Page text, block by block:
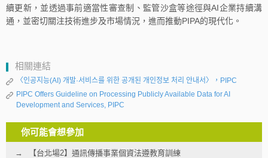
續更新，並透過事前適當性審查制、監管沙盒等途徑與AI企業持續溝
通，並密切關注技術進步及市場情況，進而推動PIPA的現代化。
相關連結
〈인공지능(AI) 개발·서비스를 위한 공개된 개인정보 처리 안내서〉，PIPC
PIPC Offers Guideline on Processing Publicly Available Data for AI
Development and Services, PIPC
你可能會想參加
【台北場2】通訊傳播事業個資法遵教育訓練